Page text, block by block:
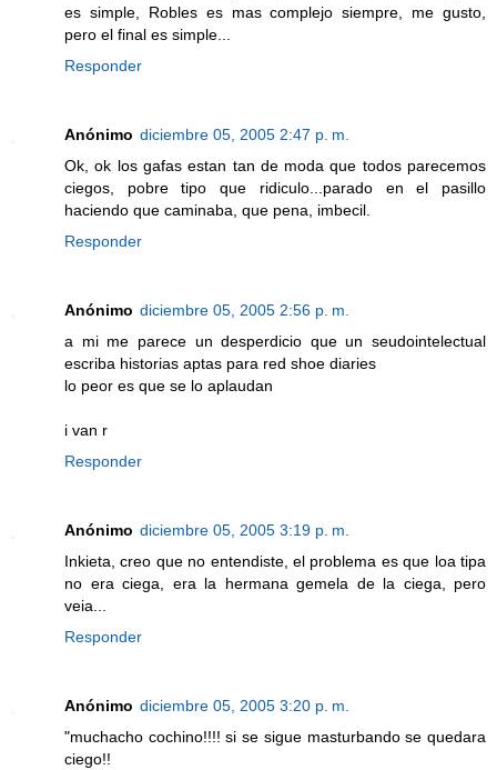
es simple, Robles es mas complejo siempre, me gusto,
pero el final es simple...
Responder
Anónimo diciembre 05, 2005 2:47 p. m.
Ok, ok los gafas estan tan de moda que todos parecemos
ciegos, pobre tipo que ridiculo...parado en el pasillo
haciendo que caminaba, que pena, imbecil.
Responder
Anónimo diciembre 05, 2005 2:56 p. m.
a mi me parece un desperdicio que un seudointelectual
escriba historias aptas para red shoe diaries
lo peor es que se lo aplaudan
i van r
Responder
Anónimo diciembre 05, 2005 3:19 p. m.
Inkieta, creo que no entendiste, el problema es que loa tipa
no era ciega, era la hermana gemela de la ciega, pero
veia...
Responder
Anónimo diciembre 05, 2005 3:20 p. m.
"muchacho cochino!!!! si se sigue masturbando se quedara
ciego!!